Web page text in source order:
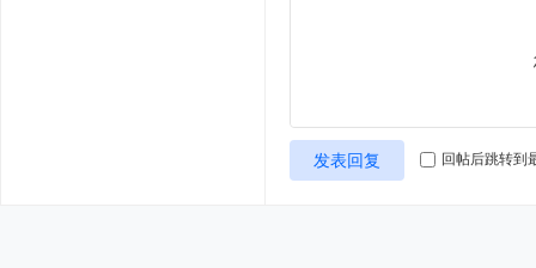
发表回复 回帖后跳转到